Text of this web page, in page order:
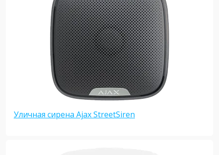
Уличная сирена Ajax StreetSiren